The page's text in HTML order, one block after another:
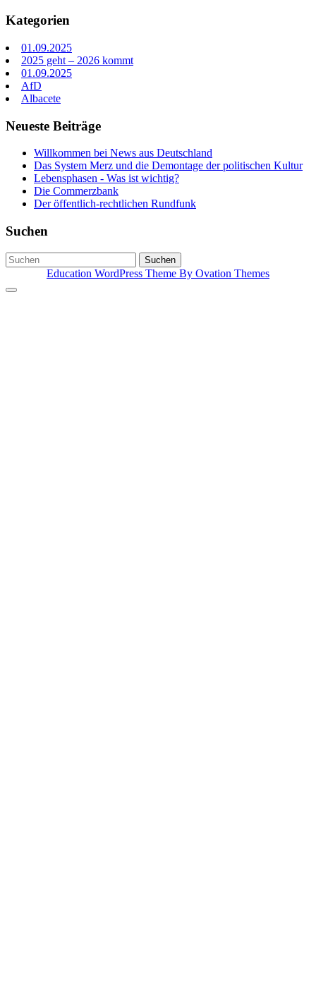
Kategorien
01.09.2025
2025 geht – 2026 kommt
01.09.2025
AfD
Albacete
Neueste Beiträge
Willkommen bei News aus Deutschland
Das System Merz und die Demontage der politischen Kultur
Lebensphasen - Was ist wichtig?
Die Commerzbank
Der öffentlich-rechtlichen Rundfunk
Suchen
Suchen
Education WordPress Theme By Ovation Themes